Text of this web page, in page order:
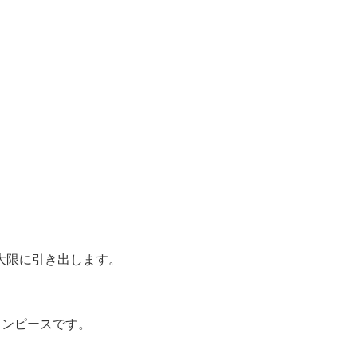
に引き出します。
ピースです。